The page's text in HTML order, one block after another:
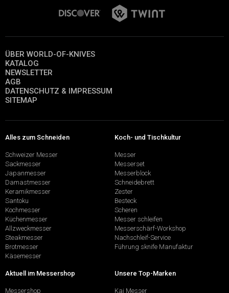
ÜBER WORLD-OF-KNIVES
KATALOG
NEWSLETTER
AGB
DATENSCHUTZ & IMPRESSUM
SITEMAP
Alles zum Schneiden
Schweizer Messer
Sackmesser
Japanmesser
Damastmesser
Keramikmesser
Santoku
Kochmesser
Küchenmesser
Allzweckmesser
Steakmesser
Brotmesser
Käsemesser
Koch- und Tischkultur
Messer
Messerset
Messerblock
Schneidebrett
Zester
Besteck
Scheren
Messer schleifen
Messerschärf-Workshop
Nachschleif-Service
Führung sknife Manufaktur
Aktuell im Messershop
Messershop
Unsere Top-Marken
Kai Messer